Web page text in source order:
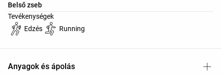
Belső zseb
Tevékenységek
Edzés
Running
Anyagok és ápolás